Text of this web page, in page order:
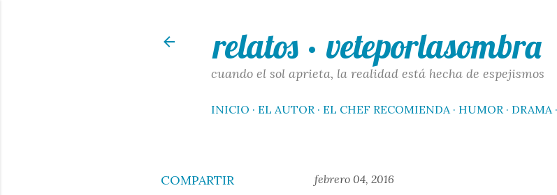
relatos · veteporlasombra
cuando el sol aprieta, la realidad está hecha de espejismos
INICIO EL AUTOR EL CHEF RECOMIENDA HUMOR DRAMA
COMPARTIR febrero 04, 2016